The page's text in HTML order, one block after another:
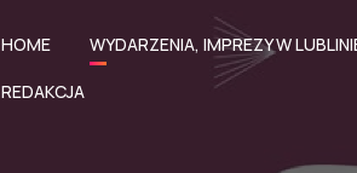
HOME WYDARZENIA, IMPREZY W
REDAKCJA